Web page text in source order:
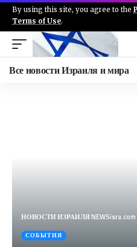
By using this site, you agree to the
Terms of Use.
Все новости Израиля и мира
НОВОСТИ ИЗРАИЛЯ NEWSisra.com
СОБЫТИЯ